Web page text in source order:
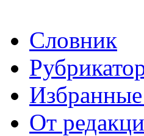
Словник
Избранные
От